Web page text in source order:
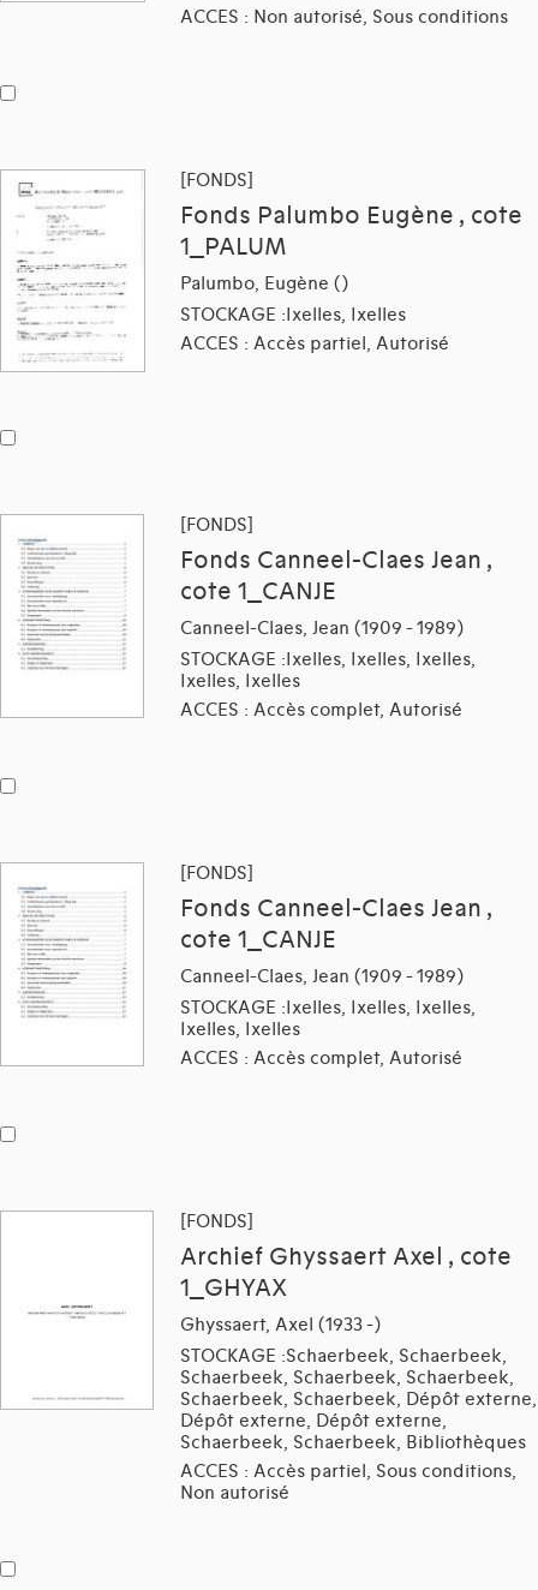
ACCES : Non autorisé, Sous conditions
[FONDS]
Fonds Palumbo Eugène , cote
1_PALUM
Palumbo, Eugène ()
STOCKAGE :Ixelles, Ixelles
ACCES : Accès partiel, Autorisé
[FONDS]
Fonds Canneel-Claes Jean ,
cote 1_CANJE
Canneel-Claes, Jean (1909 - 1989)
STOCKAGE :Ixelles, Ixelles, Ixelles,
Ixelles, Ixelles
ACCES : Accès complet, Autorisé
[FONDS]
Fonds Canneel-Claes Jean ,
cote 1_CANJE
Canneel-Claes, Jean (1909 - 1989)
STOCKAGE :Ixelles, Ixelles, Ixelles,
Ixelles, Ixelles
ACCES : Accès complet, Autorisé
[FONDS]
Archief Ghyssaert Axel , cote
1_GHYAX
Ghyssaert, Axel (1933 -)
STOCKAGE :Schaerbeek, Schaerbeek,
Schaerbeek, Schaerbeek, Schaerbeek,
Schaerbeek, Schaerbeek, Dépôt externe,
Dépôt externe, Dépôt externe,
Schaerbeek, Schaerbeek, Bibliothèques
ACCES : Accès partiel, Sous conditions,
Non autorisé